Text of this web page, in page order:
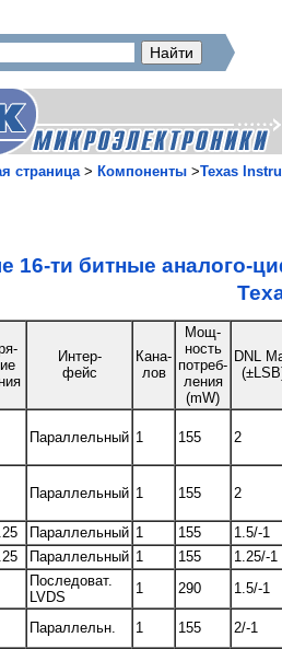
страница> Компоненты >Texas
16-ти битные аналого-
Интер-
фейс
Кана-
лов
Мощ-
ность
потреб-
ления
(mW)
DNL
Параллельный 1 155 2
Параллельный 1 155 2
Параллельный 1 155
1.5/-1
Параллельный 1 155
1.25/-1
Последоват.
LVDS
1 290 1.5/-1
Параллельн. 1 155 2/-1